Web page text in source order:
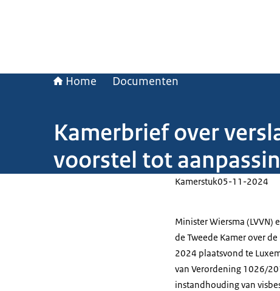
Home Documenten
Kamerbrief over
voorstel tot
Kamerstuk05-11-2024
Minister Wiersma (LVVN)
de Tweede Kamer over
2024 plaatsvond te
van Verordening 1026/
instandhouding van